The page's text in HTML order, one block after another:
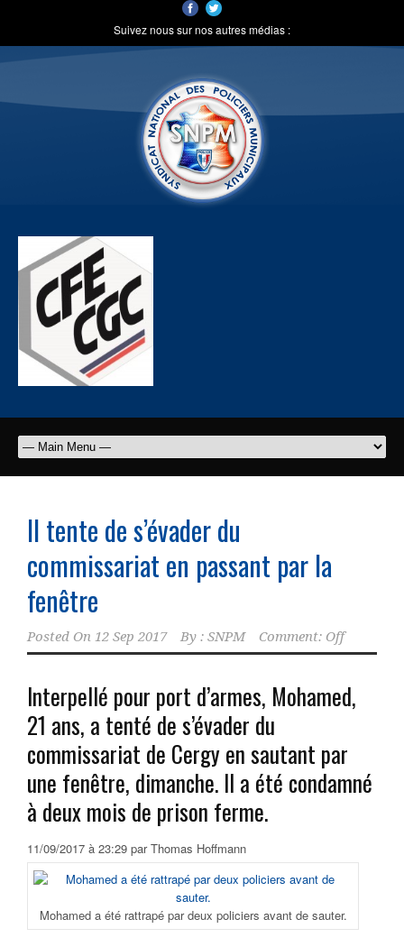
Suivez nous sur nos autres médias :
Il tente de s’évader du
commissariat en passant par la
fenêtre
Posted On 12 Sep 2017 By : SNPM Comment: Off
Interpellé pour port d’armes, Mohamed,
21 ans, a tenté de s’évader du
commissariat de Cergy en sautant par
une fenêtre, dimanche. Il a été condamné
à deux mois de prison ferme.
11/09/2017 à 23:29 par Thomas Hoffmann
Mohamed a été rattrapé par deux policiers avant de sauter.